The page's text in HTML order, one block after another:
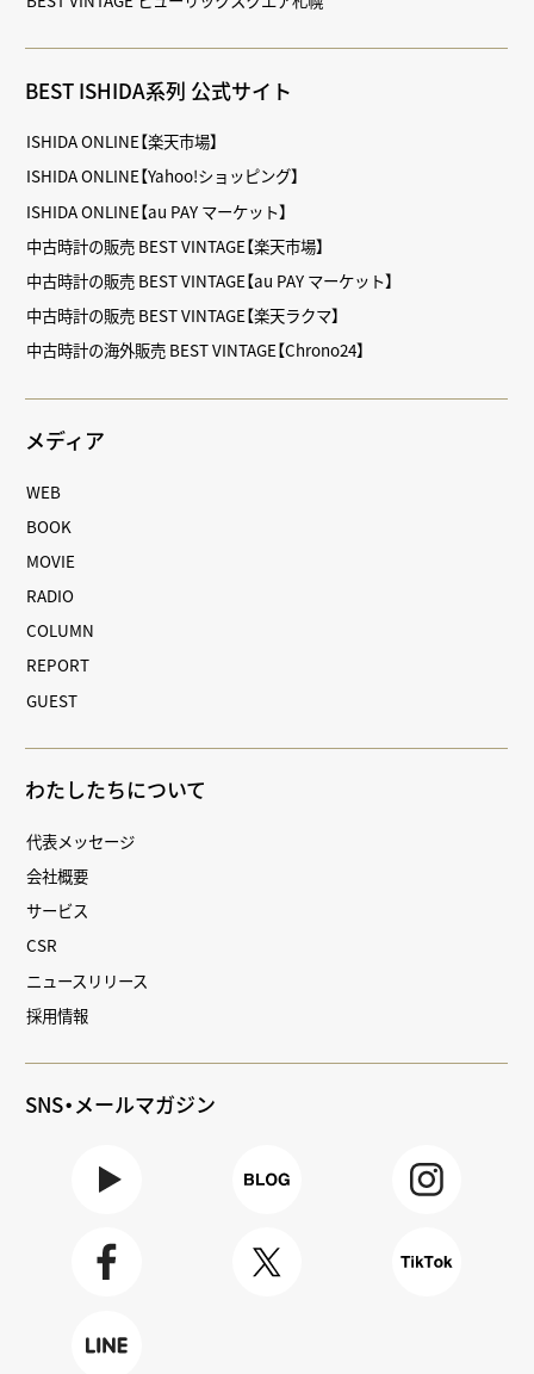
BEST ISHIDA系列 公式サイト
ISHIDA ONLINE【楽天市場】
ISHIDA ONLINE【Yahoo!ショッピング】
ISHIDA ONLINE【au PAY マーケット】
中古時計の販売 BEST VINTAGE【楽天市場】
中古時計の販売 BEST VINTAGE【au PAY マーケット】
中古時計の販売 BEST VINTAGE【楽天ラクマ】
中古時計の海外販売 BEST VINTAGE【Chrono24】
メディア
WEB
BOOK
MOVIE
RADIO
COLUMN
REPORT
GUEST
わたしたちについて
代表メッセージ
会社概要
サービス
CSR
ニュースリリース
採用情報
SNS・メールマガジン